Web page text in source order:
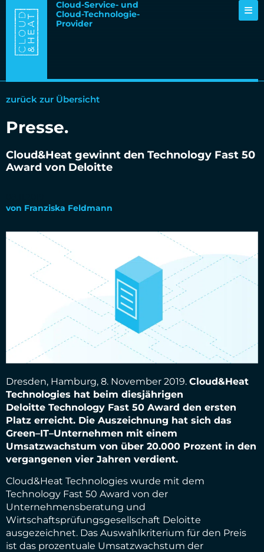
Cloud-Service- und
Cloud-Technologie-
Provider
zurück zur Übersicht
Presse.
Cloud&Heat gewinnt den Technology Fast 50
Award von Deloitte
von Franziska Feldmann
Dresden, Hamburg, 8. November 2019. Cloud&Heat
Technologies hat beim diesjährigen
Deloitte Technology Fast 50 Award den ersten
Platz erreicht. Die Auszeichnung hat sich das
Green–IT–Unternehmen mit einem
Umsatzwachstum von über 20.000 Prozent in den
vergangenen vier Jahren verdient.
Cloud&Heat Technologies wurde mit dem
Technology Fast 50 Award von der
Unternehmensberatung und
Wirtschaftsprüfungsgesellschaft Deloitte
ausgezeichnet. Das Auswahlkriterium für den Preis
ist das prozentuale Umsatzwachstum der